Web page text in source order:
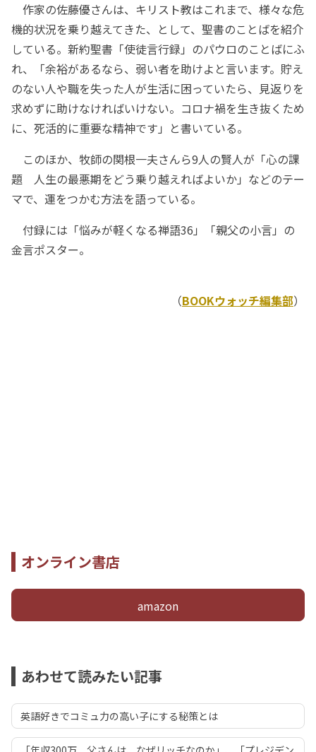
作家の佐藤優さんは、キリスト教はこれまで、様々な危
機的状況を乗り越えてきた、として、聖書のことばを紹介
している。新約聖書「使徒言行録」のパウロのことばにふ
れ、「余裕があるなら、弱い者を助けよと言います。貯え
のない人や職を失った人が生活に困っていたら、見返りを
求めずに助けなければいけない。コロナ禍を生き抜くため
に、死活的に重要な精神です」と書いている。
このほか、牧師の関根一夫さんら9人の賢人が「心の課
題 人生の最悪期をどう乗り越えればよいか」などのテー
マで、運をつかむ方法を語っている。
付録には「悩みが軽くなる禅語36」「親父の小言」の
金言ポスター。
（BOOKウォッチ編集部）
オンライン書店
amazon
あわせて読みたい記事
英語好きでコミュ力の高い子にする秘策とは